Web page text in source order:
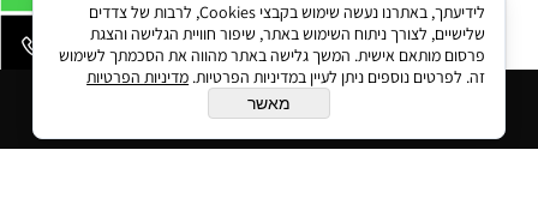
הוסף לסל
לידיעתך, באתרנו נעשה שימוש בקבצי Cookies, לרבות של צדדים
שלישיים, לצורך ניתוח השימוש באתר, שיפור חוויית הגלישה והצגת
פרסום מותאם אישית. המשך גלישה באתר מהווה את הסכמתך לשימוש
זה. לפרטים נוספים ניתן לעיין במדיניות הפרטיות. מדיניות הפרטיות
מאשר